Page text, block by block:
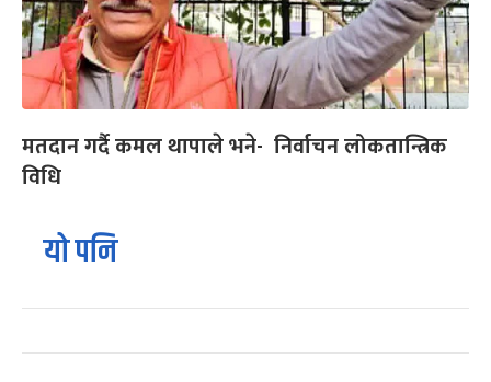
मतदान गर्दै कमल थापाले भने- निर्वाचन लोकतान्त्रिक
विधि
यो पनि